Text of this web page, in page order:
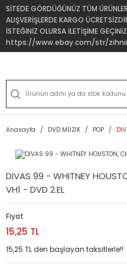
SİTEDE GÖRDÜĞÜNÜZ TÜM
ALIŞVERİŞLERDE KARGO
İSTEĞİNİZ OLURSA İLETİŞİME
https://www.ebay.com/str/
Anasayfa DVD MÜZİK POP
DIVAS 99 - WHITNEY
VH1 - DVD 2.EL
Fiyat
15,25 TL
15,25 TL den başlayan taksitlerle!!